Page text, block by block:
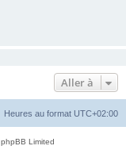
Aller à
Heures au format UTC+02:00
Limited